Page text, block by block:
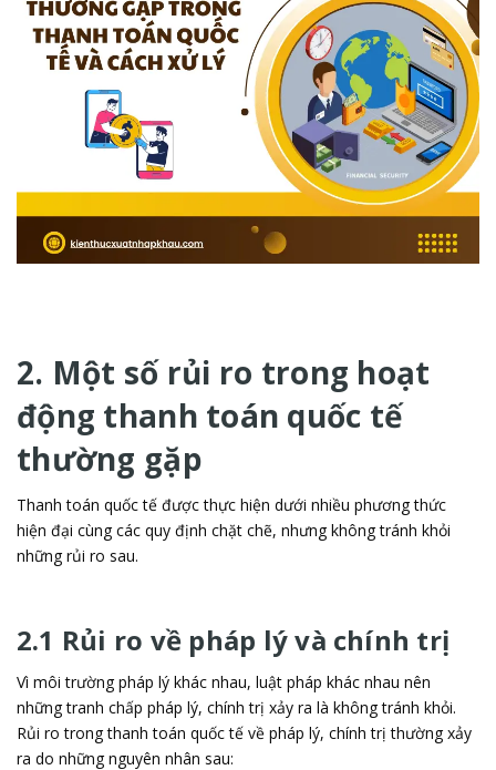
2. Một số rủi ro trong hoạt
động thanh toán quốc tế
thường gặp
Thanh toán quốc tế được thực hiện dưới nhiều phương thức
hiện đại cùng các quy định chặt chẽ, nhưng không tránh khỏi
những rủi ro sau.
2.1 Rủi ro về pháp lý và chính trị
Vì môi trường pháp lý khác nhau, luật pháp khác nhau nên
những tranh chấp pháp lý, chính trị xảy ra là không tránh khỏi.
Rủi ro trong thanh toán quốc tế về pháp lý, chính trị thường xảy
ra do những nguyên nhân sau: